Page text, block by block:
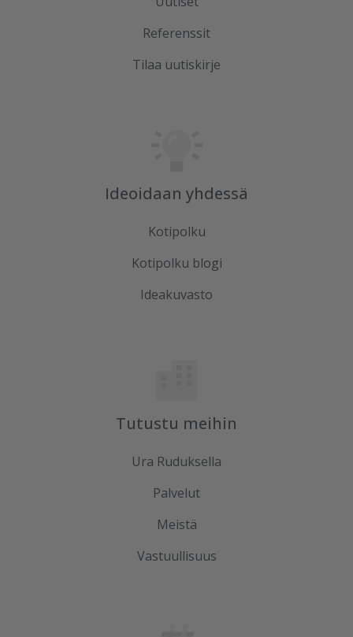
Referenssit
Tilaa uutiskirje
Ideoidaan yhdessä
Kotipolku
Kotipolku blogi
Ideakuvasto
Tutustu meihin
Ura Ruduksella
Palvelut
Meistä
Vastuullisuus